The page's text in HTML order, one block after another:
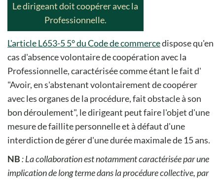
Le dirigeant doit coopérer avec la
Professionnelle.
L'article L653-5 5° du Code de commercedispose qu'en
cas d'absence volontaire de coopération avec la
Professionnelle, caractérisée comme étant le fait d'
"Avoir, en s'abstenant volontairement de coopérer
avec les organes de la procédure, fait obstacle à son
bon déroulement", le dirigeant peut faire l'objet d'une
mesure de faillite personnelle et à défaut d'une
interdiction de gérer d'une durée maximale de 15 ans.
NB: La collaboration est notamment caractérisée par une
implication de long terme dans la procédure collective, par